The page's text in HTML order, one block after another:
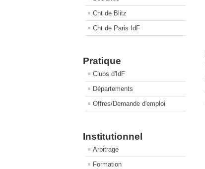
Cht de Blitz
Cht de Paris IdF
Pratique
Clubs d'IdF
Départements
Offres/Demande d'emploi
Institutionnel
Arbitrage
Formation